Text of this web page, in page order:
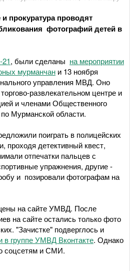
прокуратура проводят
фотографий детей в
, были сделаны на мероприятии
мурманчан и 13 ноября
управления МВД. Оно
развлекательном центре и
и членами Общественного
Мурманской области.
поиграть в полицейских
проходя детективный квест,
отпечатки пальцев с
упражнения, другие -
и позировали фотографам на
на сайте УМВД. После
на сайте остались только фото
"Зачистке" подверглось и
в группе УМВД Вконтакте. Однако
соцсетям и СМИ.